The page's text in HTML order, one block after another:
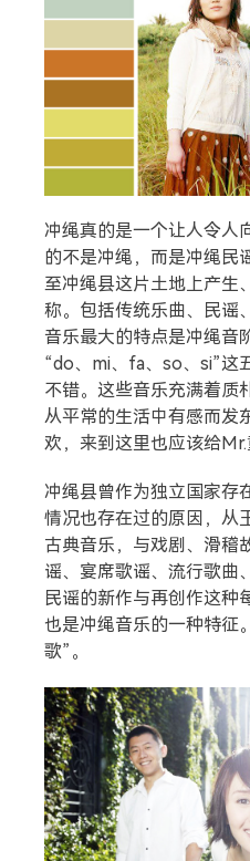
热门分类
生活 音乐 微博 故
摄影
冲绳真的是一个让人令人
的不是冲绳，而是冲绳民
至冲绳县这片土地上产生
称。包括传统乐曲、民谣
音乐最大的特点是冲绳音
“do、mi、fa、so、si”这
不错。这些音乐充满着质
从平常的生活中有感而发
欢，来到这里也应该给Mr.
冲绳县曾作为独立国家存
情况也存在过的原因，从
古典音乐，与戏剧、滑稽
谣、宴席歌谣、流行歌曲
民谣的新作与再创作这种
也是冲绳音乐的一种特征
歌”。